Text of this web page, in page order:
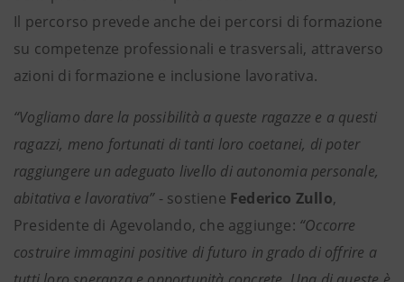
Il percorso prevede anche dei percorsi di formazione
su competenze professionali e trasversali, attraverso
azioni di formazione e inclusione lavorativa.
“Vogliamo dare la possibilità a queste ragazze e a questi
ragazzi, meno fortunati di tanti loro coetanei, di poter
raggiungere un adeguato livello di autonomia personale,
abitativa e lavorativa”- sostiene Federico Zullo,
Presidente di Agevolando, che aggiunge: “Occorre
costruire immagini positive di futuro in grado di offrire a